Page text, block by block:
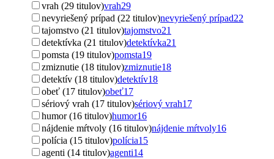
vrah (29 titulov)vrah29
nevyriešený prípad (22 titulov)nevyriešený prípad22
tajomstvo (21 titulov)tajomstvo21
detektívka (21 titulov)detektívka21
pomsta (19 titulov)pomsta19
zmiznutie (18 titulov)zmiznutie18
detektív (18 titulov)detektív18
obeť (17 titulov)obeť17
sériový vrah (17 titulov)sériový vrah17
humor (16 titulov)humor16
nájdenie mŕtvoly (16 titulov)nájdenie mŕtvoly16
polícia (15 titulov)polícia15
agenti (14 titulov)agenti14